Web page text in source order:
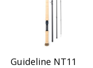
Guideline NT11